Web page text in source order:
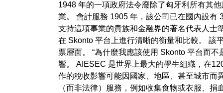
1948 年的一項政府法令廢除了匈牙利所有其
業。 會計服務 1905 年，該公司已在國內設有
支持這項事業的貴族和金融界的著名代表人士
在 Skonto 平台上進行清晰的衡量和比較。 該
票層面。 “為什麼我應該使用 Skonto 平台而
響。 AIESEC 是世界上最大的學生組織，在
作的稅收影響可能因國家、地區、甚至城市而
（而非法律）服務，例如收集食物或衣服、